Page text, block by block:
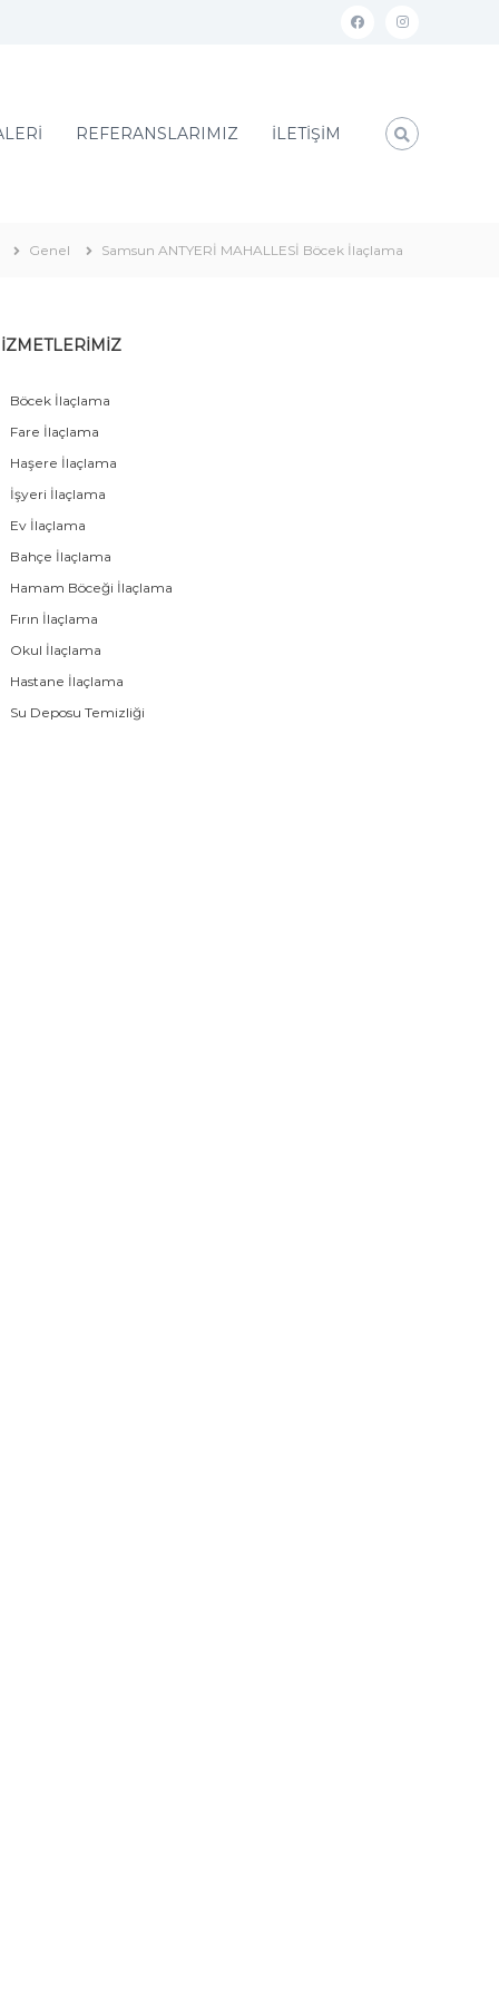
REFERANSLARIMIZ İLETİŞİM
Genel Samsun ANTYERİ MAHALLESİ Böcek İlaçlama
Böcek İlaçlama
Fare İlaçlama
Haşere İlaçlama
İşyeri İlaçlama
Ev İlaçlama
Bahçe İlaçlama
Hamam Böceği İlaçlama
Fırın İlaçlama
Okul İlaçlama
Hastane İlaçlama
Su Deposu Temizliği